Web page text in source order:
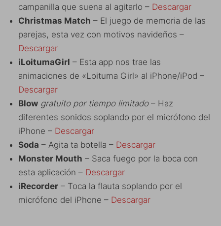
campanilla que suena al agitarlo – Descargar
Christmas Match – El juego de memoria de las
parejas, esta vez con motivos navideños –
Descargar
iLoitumaGirl – Esta app nos trae las
animaciones de «Loituma Girl» al iPhone/iPod –
Descargar
Blow gratuito por tiempo limitado– Haz
diferentes sonidos soplando por el micrófono del
iPhone – Descargar
Soda – Agita ta botella – Descargar
Monster Mouth – Saca fuego por la boca con
esta aplicación – Descargar
iRecorder – Toca la flauta soplando por el
micrófono del iPhone – Descargar